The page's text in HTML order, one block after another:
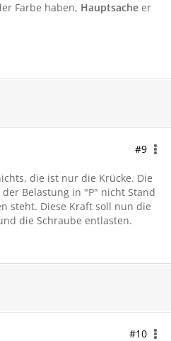
Farbe haben, Hauptsache er
#9
die ist nur die Krücke. Die
Belastung in "P" nicht Stand
steht. Diese Kraft soll nun die
die Schraube entlasten.
#10